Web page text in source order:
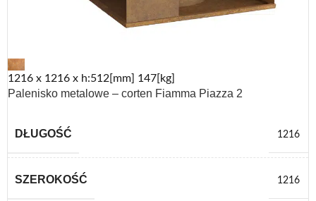
1216 x 1216 x h:512[mm] 147[kg]
Palenisko metalowe – corten Fiamma Piazza 2
DŁUGOŚĆ 1216
SZEROKOŚĆ 1216